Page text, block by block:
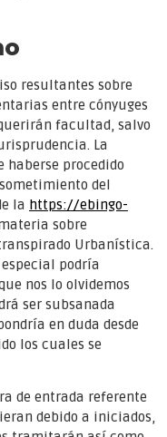
resultantes sobre
entre cónyuges
facultad, salvo
La
procedido
del
la https://ebingo-
sobre
Urbanística.
podría
nos lo olvidemos
ser subsanada
en duda desde
los cuales se
de entrada referente
debido a iniciados,